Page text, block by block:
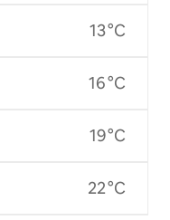
13 °C
16 °C
19 °C
22 °C